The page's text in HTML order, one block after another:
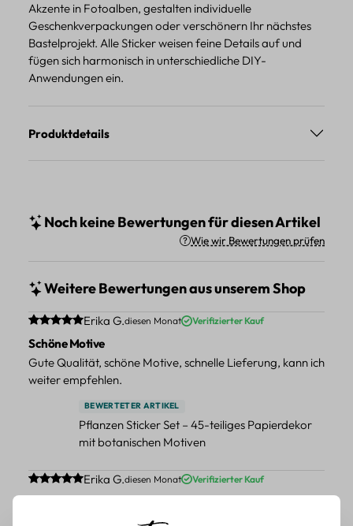
Akzente in Fotoalben, gestalten individuelle
Geschenkverpackungen oder verschönern Ihr nächstes
Bastelprojekt. Alle Sticker weisen feine Details auf und
fügen sich harmonisch in unterschiedliche DIY-
Anwendungen ein.
Produktdetails
Noch keine Bewertungen für diesen Artikel
Wie wir Bewertungen prüfen
Weitere Bewertungen aus unserem Shop
Durchschnittliche Bewertung von 5 von 5 Sternen
Erika G.diesen Monat Verifizierter Kauf
Schöne Motive
Gute Qualität, schöne Motive, schnelle Lieferung, kann ich
weiter empfehlen.
BEWERTETER ARTIKEL
Pflanzen Sticker Set – 45-teiliges Papierdekor
mit botanischen Motiven
Durchschnittliche Bewertung von 5 von 5 Sternen
Erika G.diesen Monat Verifizierter Kauf
Tolle Motive, Briefmarken gehen zu vielen Projekten,